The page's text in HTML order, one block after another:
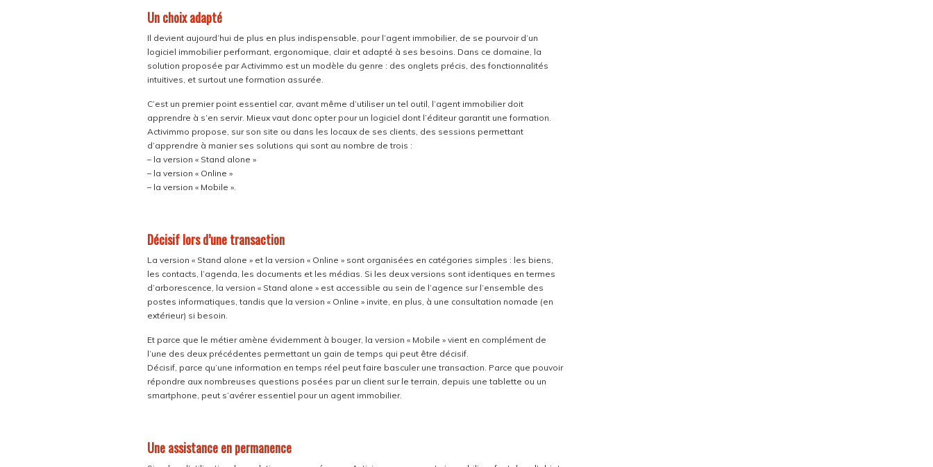
Un choix adapté
Il devient aujourd’hui de plus en plus indispensable, pour l’agent immobilier, de se pourvoir d’un
logiciel immobilier performant, ergonomique, clair et adapté à ses besoins. Dans ce domaine, la
solution proposée par Activimmo est un modèle du genre : des onglets précis, des fonctionnalités
intuitives, et surtout une formation assurée.
C’est un premier point essentiel car, avant même d’utiliser un tel outil, l’agent immobilier doit
apprendre à s’en servir. Mieux vaut donc opter pour un logiciel dont l’éditeur garantit une formation.
Activimmo propose, sur son site ou dans les locaux de ses clients, des sessions permettant
d’apprendre à manier ses solutions qui sont au nombre de trois :
– la version « Stand alone »
– la version « Online »
– la version « Mobile ».
Décisif lors d’une transaction
La version « Stand alone » et la version « Online » sont organisées en catégories simples : les biens,
les contacts, l’agenda, les documents et les médias. Si les deux versions sont identiques en termes
d’arborescence, la version « Stand alone » est accessible au sein de l’agence sur l’ensemble des
postes informatiques, tandis que la version « Online » invite, en plus, à une consultation nomade (en
extérieur) si besoin.
Et parce que le métier amène évidemment à bouger, la version « Mobile » vient en complément de
l’une des deux précédentes permettant un gain de temps qui peut être décisif.
Décisif, parce qu’une information en temps réel peut faire basculer une transaction. Parce que pouvoir
répondre aux nombreuses questions posées par un client sur le terrain, depuis une tablette ou un
smartphone, peut s’avérer essentiel pour un agent immobilier.
Une assistance en permanence